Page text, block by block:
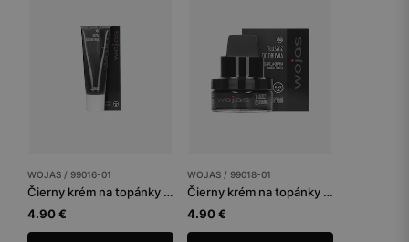
WOJAS / 99016-01
Čierny krém na topánky tuba 75 ml
4.90 €
WOJAS / 99018-01
Čierny krém na topánky 50 ml
4.90 €